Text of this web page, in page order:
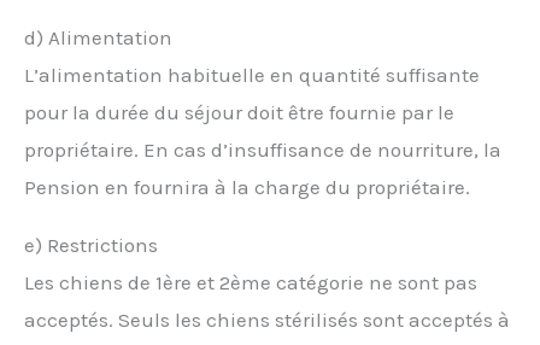
d) Alimentation
L’alimentation habituelle en quantité suffisante
pour la durée du séjour doit être fournie par le
propriétaire. En cas d’insuffisance de nourriture, la
Pension en fournira à la charge du propriétaire.
e) Restrictions
Les chiens de 1ère et 2ème catégorie ne sont pas
acceptés. Seuls les chiens stérilisés sont acceptés à